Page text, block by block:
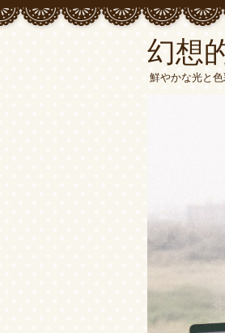
幻想
鮮やかな光と色